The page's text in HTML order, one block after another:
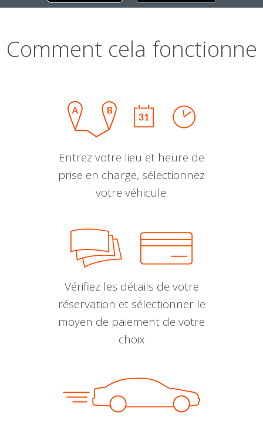
Comment cela fonctionne
Entrez votre lieu et heure de
prise en charge, sélectionnez
votre véhicule.
Vérifiez les détails de votre
réservation et sélectionner le
moyen de paiement de votre
choix